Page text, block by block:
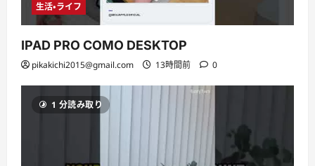
生活・ライフ
IPAD PRO COMO DESKTOP
pikakichi2015@gmail.com 13時間前 0
1 分読み取り